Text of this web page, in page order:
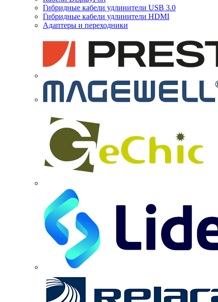
Гибридные кабели удлинители USB 3.0
Гибридные кабели удлинители HDMI
Адаптеры и переходники